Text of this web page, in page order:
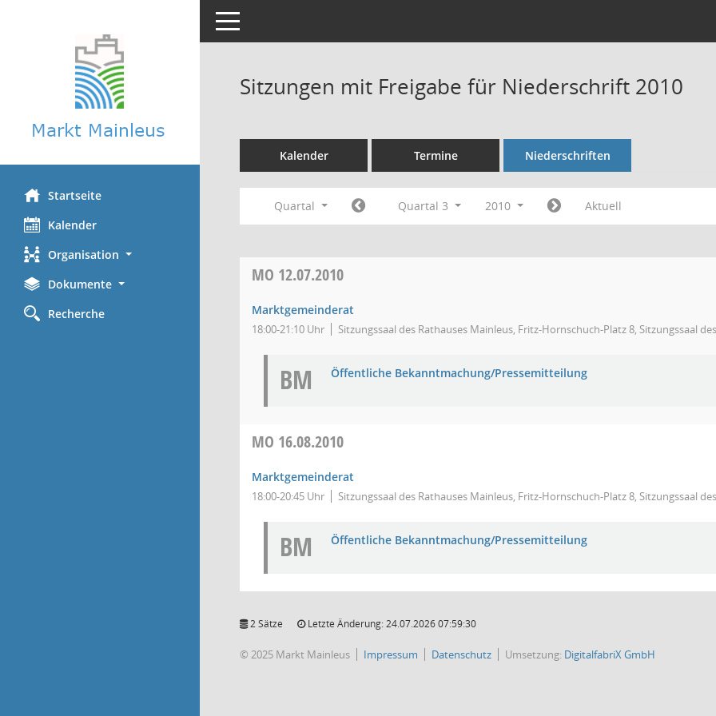
Startseite
Kalender
Organisation
Dokumente
Recherche
Toggle navigation
Sitzungen mit Freigabe für Niederschrift 2010
Kalender Termine Niederschriften
Quartal Quartal 3 2010 Aktuell
MO 12.07.2010
Marktgemeinderat
18:00-21:10 Uhr Sitzungssaal des Rathauses Mainleus, Fritz-Hornschuch-Platz 8, Sitzungssaal
BM Öffentliche Bekanntmachung/Pressemitteilung
MO 16.08.2010
Marktgemeinderat
18:00-20:45 Uhr Sitzungssaal des Rathauses Mainleus, Fritz-Hornschuch-Platz 8, Sitzungssaal
BM Öffentliche Bekanntmachung/Pressemitteilung
2 Sätze Letzte Änderung: 24.07.2026 07:59:30
© 2025 Markt Mainleus Impressum Datenschutz Umsetzung: DigitalfabriX GmbH